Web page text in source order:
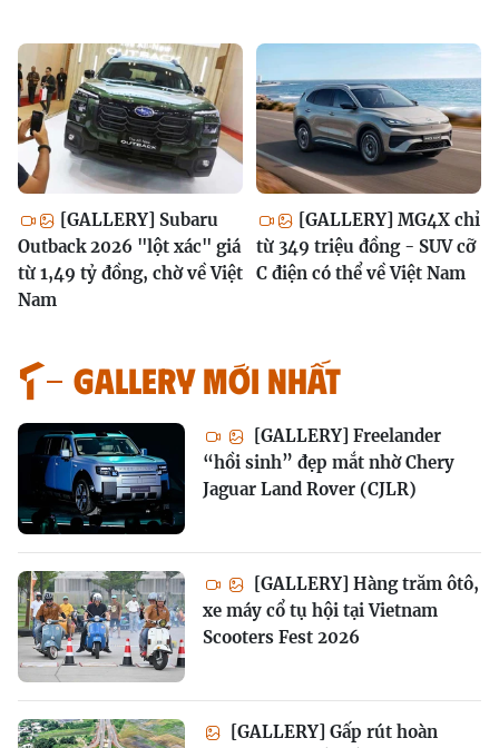
[GALLERY] Subaru
Outback 2026 "lột xác" giá
từ 1,49 tỷ đồng, chờ về Việt
Nam
[GALLERY] MG4X chỉ
từ 349 triệu đồng - SUV cỡ
C điện có thể về Việt Nam
GALLERY MỚI NHẤT
[GALLERY] Freelander
“hồi sinh” đẹp mắt nhờ Chery
Jaguar Land Rover (CJLR)
[GALLERY] Hàng trăm ôtô,
xe máy cổ tụ hội tại Vietnam
Scooters Fest 2026
[GALLERY] Gấp rút hoàn